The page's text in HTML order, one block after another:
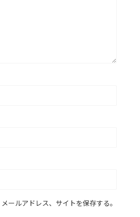
ールアドレス、サイトを保存する。